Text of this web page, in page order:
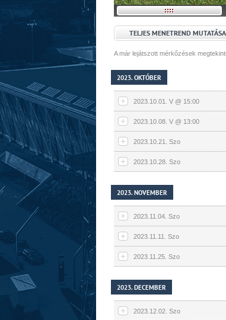
TELJES MENETREND MUTATÁSA
A már lejátszott mérkőzések
2023. OKTÓBER
2023.10.01. V @ 15:00
2023.10.08. V @ 13:00
2023.10.21. Szo
2023.10.28. Szo
2023. NOVEMBER
2023.11.04. Szo
2023.11.11. Szo
2023.11.25. Szo
2023. DECEMBER
2023.12.02. Szo